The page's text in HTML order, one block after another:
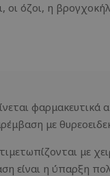
οι όζοι, η
φαρμακευτικά
με
με
είναι η ύπαρξη